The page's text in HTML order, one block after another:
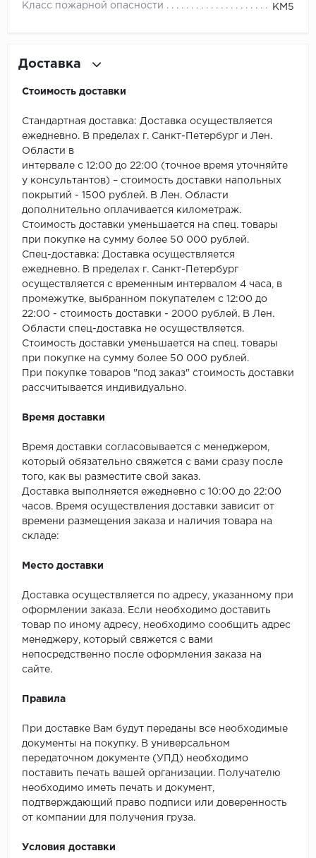
SPC Alta Step
SPC Ideal Flooring
SPC Kronostep
SPC Promo
SPC Stronghold
TANTO
Veon
Wonderful Vinyl
Класс пожарной опасности КМ5
Доставка
Стоимость доставки
Стандартная доставка: Доставка осуществляется
ежедневно. В пределах г. Санкт-Петербург и Лен.
Области в
интервале с 12:00 до 22:00 (точное время уточняйте
у консультантов) – стоимость доставки напольных
покрытий - 1500 рублей. В Лен. Области
дополнительно оплачивается километраж.
Стоимость доставки уменьшается на спец. товары
при покупке на сумму более 50 000 рублей.
Спец-доставка: Доставка осуществляется
ежедневно. В пределах г. Санкт-Петербург
осуществляется с временным интервалом 4 часа, в
промежутке, выбранном покупателем с 12:00 до
22:00 - стоимость доставки - 2000 рублей. В Лен.
Области спец-доставка не осуществляется.
Стоимость доставки уменьшается на спец. товары
при покупке на сумму более 50 000 рублей.
При покупке товаров "под заказ" стоимость доставки
рассчитывается индивидуально.
Время доставки
Время доставки согласовывается с менеджером,
который обязательно свяжется с вами сразу после
того, как вы разместите свой заказ.
Доставка выполняется ежедневно с 10:00 до 22:00
часов. Время осуществления доставки зависит от
времени размещения заказа и наличия товара на
складе:
Место доставки
Доставка осуществляется по адресу, указанному при
оформлении заказа. Если необходимо доставить
товар по иному адресу, необходимо сообщить адрес
менеджеру, который свяжется с вами
непосредственно после оформления заказа на
сайте.
Правила
При доставке Вам будут переданы все необходимые
документы на покупку. В универсальном
передаточном документе (УПД) необходимо
поставить печать вашей организации. Получателю
необходимо иметь печать и документ,
подтверждающий право подписи или доверенность
от компании для получения груза.
Условия доставки